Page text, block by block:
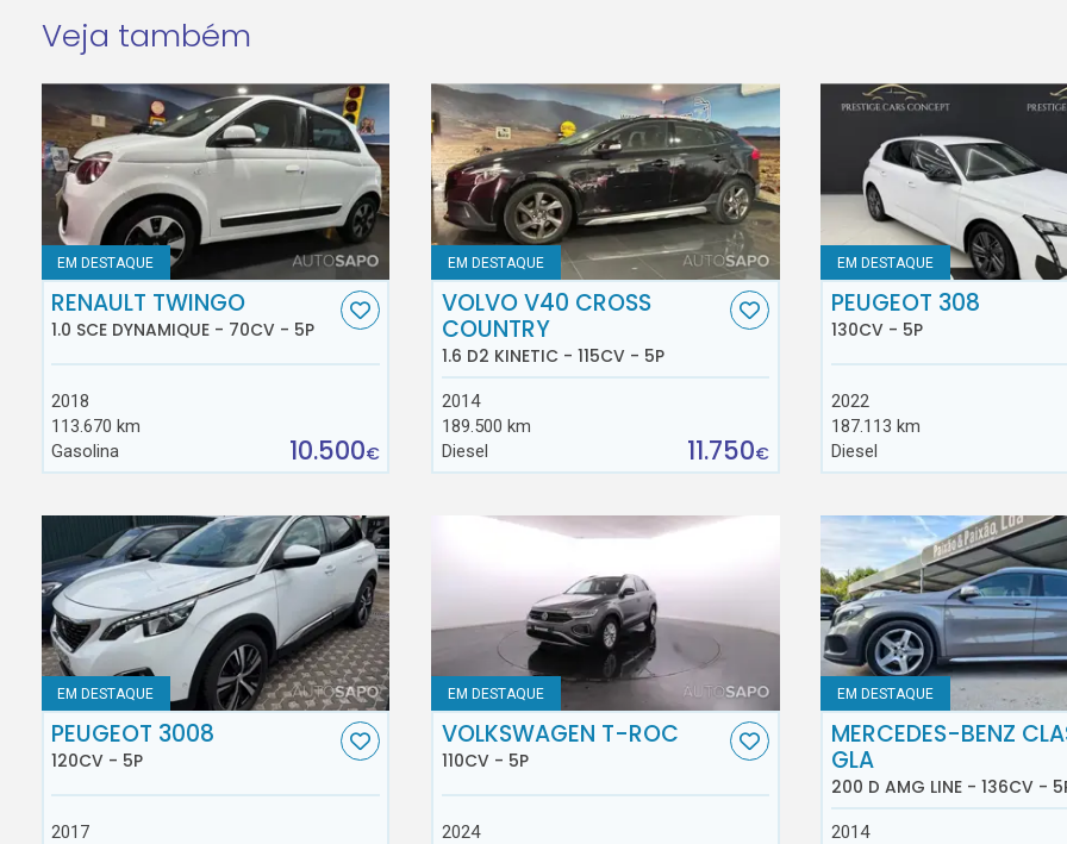
Veja também
EM DESTAQUE
RENAULT TWINGO
1.0 SCE DYNAMIQUE - 70CV - 5P
2018
113.670 km
Gasolina
10.500€
EM DESTAQUE
VOLVO V40 CROSS
COUNTRY
1.6 D2 KINETIC - 115CV - 5P
2014
189.500 km
Diesel
11.750€
EM DESTAQUE
PEUGEOT 308
130CV - 5P
2022
187.113 km
Diesel
EM DESTAQUE
PEUGEOT 3008
120CV - 5P
2017
EM DESTAQUE
VOLKSWAGEN T-ROC
110CV - 5P
2024
EM DESTAQUE
MERCEDES-BENZ
GLA
200 D AMG LINE - 136CV -
2014